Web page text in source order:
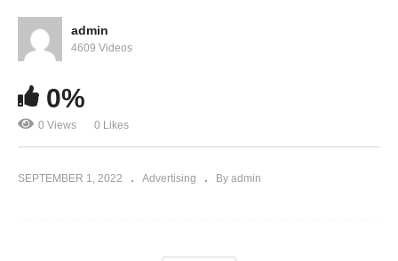
admin
4609 Videos
0%
0 Views 0 Likes
SEPTEMBER 1, 2022 Advertising By admin